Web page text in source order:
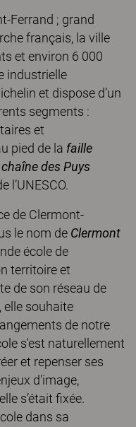
Ferrand ; grand
français, la ville
et environ 6 000
industrielle
et dispose d’un
segments :
et
pied de la faille
chaîne des Puys
l’UNESCO.
de Clermont-
le nom de Clermont
école de
territoire et
de son réseau de
elle souhaite
de notre
s'est naturellement
et repenser ses
d'image,
s’était fixée.
dans sa